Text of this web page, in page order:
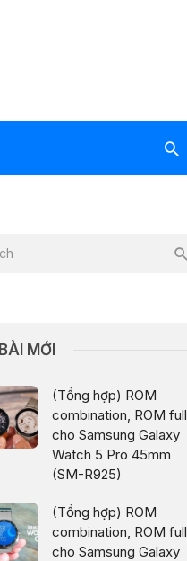
BÀI MỚI
(Tổng hợp) ROM
combination, ROM full
cho Samsung Galaxy
Watch 5 Pro 45mm
(SM-R925)
(Tổng hợp) ROM
combination, ROM full
cho Samsung Galaxy